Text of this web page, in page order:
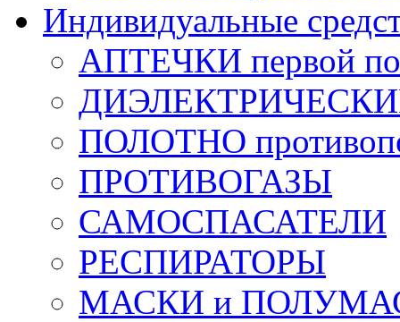
Индивидуальные
АПТЕЧКИ первой
ДИЭЛЕКТРИЧЕСКИЕ
ПОЛОТНО
ПРОТИВОГАЗЫ
САМОСПАСАТЕЛИ
РЕСПИРАТОРЫ
МАСКИ и